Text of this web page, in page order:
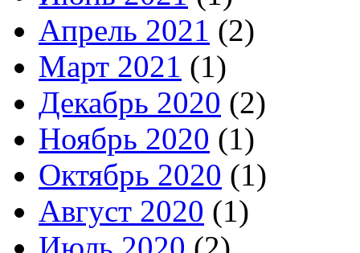
Апрель 2021 (2)
Март 2021 (1)
Декабрь 2020 (2)
Ноябрь 2020 (1)
Октябрь 2020 (1)
Август 2020 (1)